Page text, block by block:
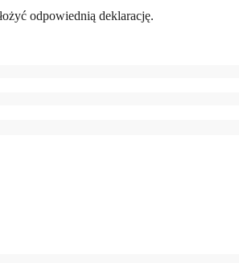
odpowiednią deklarację.